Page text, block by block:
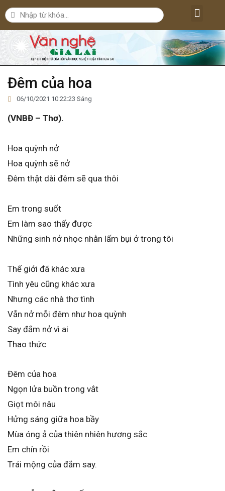
Đêm của hoa
06/10/2021 10:22:23 Sáng
(VNBĐ – Thơ).
Hoa quỳnh nở
Hoa quỳnh sẽ nở
Đêm thật dài đêm sẽ qua thôi
Em trong suốt
Em làm sao thấy được
Những sinh nở nhọc nhằn lấm bụi ở trong tôi
Thế giới đã khác xưa
Tình yêu cũng khác xưa
Nhưng các nhà thơ tình
Vẫn nở mỗi đêm như hoa quỳnh
Say đắm nở vì ai
Thao thức
Đêm của hoa
Ngọn lửa buồn trong vắt
Giọt môi nâu
Hửng sáng giữa hoa bầy
Mùa óng ả của thiên nhiên hương sắc
Em chín rồi
Trái mộng của đắm say.